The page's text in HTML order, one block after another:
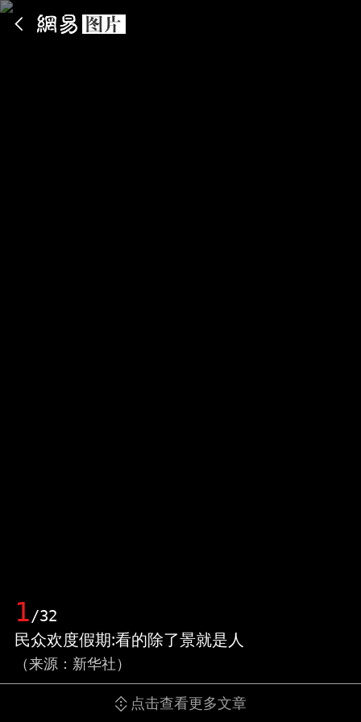
1/32
民众欢度假期:看的除了景就是人
（来源：新华社）
点击查看更多文章
App内打开